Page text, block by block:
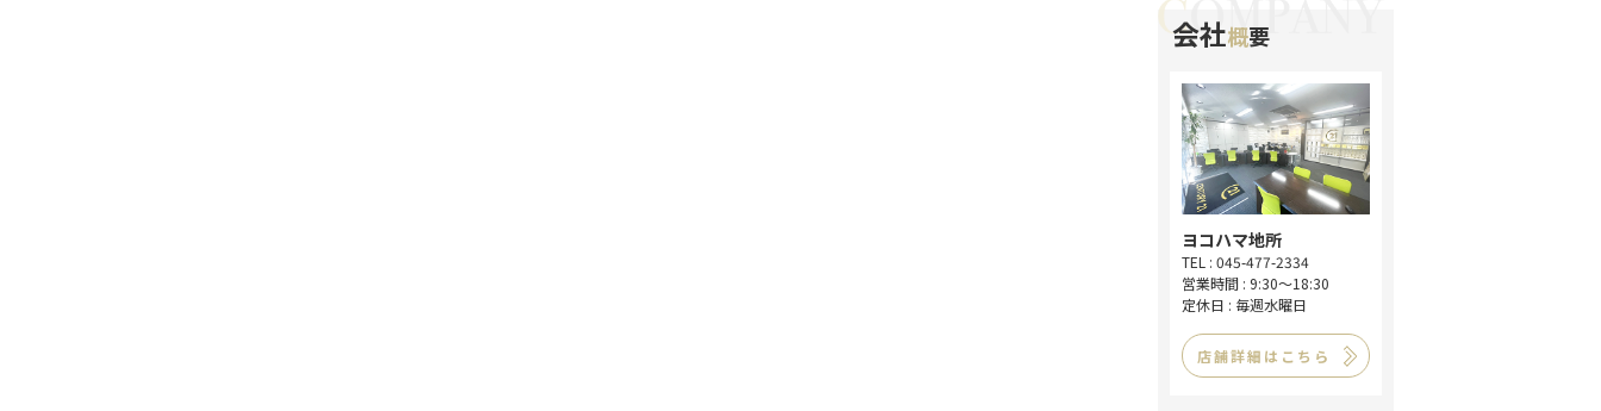
会社概要
ヨコハマ地所
TEL : 045-477-2334
営業時間 : 9:30～18:30
定休日 : 毎週水曜日
店舗詳細はこちら